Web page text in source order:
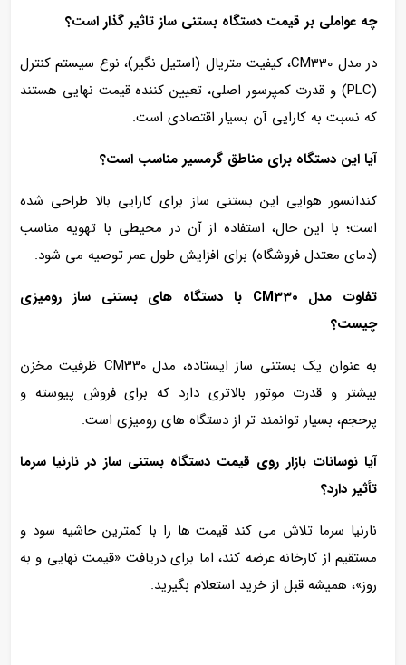
چه عواملی بر قیمت دستگاه بستنی‌ ساز تاثیر گذار است؟
در مدل CM330، کیفیت متریال (استیل نگیر)، نوع سیستم کنترل
(PLC) و قدرت کمپرسور اصلی، تعیین‌ کننده قیمت نهایی هستند
که نسبت به کارایی آن بسیار اقتصادی است.
آیا این دستگاه برای مناطق گرمسیر مناسب است؟
کندانسور هوایی این بستنی‌ ساز برای کارایی بالا طراحی شده
است؛ با این حال، استفاده از آن در محیطی با تهویه مناسب
(دمای معتدل فروشگاه) برای افزایش طول عمر توصیه می‌ شود.
تفاوت مدل CM330 با دستگاه‌ های بستنی‌ ساز رومیزی
چیست؟
به عنوان یک بستنی‌ ساز ایستاده، مدل CM330 ظرفیت مخزن
بیشتر و قدرت موتور بالاتری دارد که برای فروش پیوسته و
پرحجم، بسیار توانمند تر از دستگاه‌ های رومیزی است.
آیا نوسانات بازار روی قیمت دستگاه بستنی‌ ساز در نارنیا سرما
تأثیر دارد؟
نارنیا سرما تلاش می‌ کند قیمت‌ ها را با کمترین حاشیه سود و
مستقیم از کارخانه عرضه کند، اما برای دریافت «قیمت نهایی و به‌
روز»، همیشه قبل از خرید استعلام بگیرید.